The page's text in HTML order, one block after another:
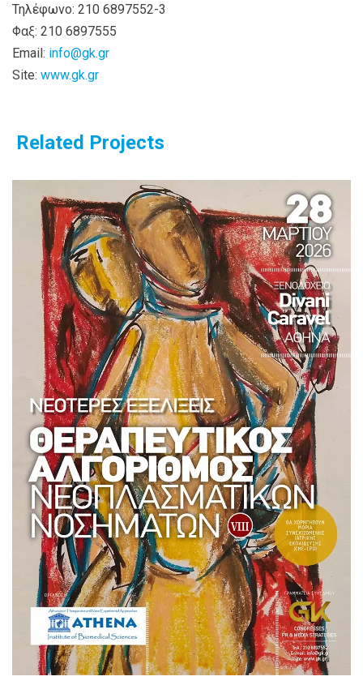
Τηλέφωνο: 210 6897552-3
Φαξ: 210 6897555
Email: info@gk.gr
Site: www.gk.gr
Related Projects